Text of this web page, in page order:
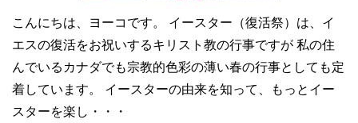
こんにちは、ヨーコです。 イースター（復活祭）は、イ
エスの復活をお祝いするキリスト教の行事ですが 私の住
んでいるカナダでも宗教的色彩の薄い春の行事としても定
着しています。 イースターの由来を知って、もっとイー
スターを楽し・・・